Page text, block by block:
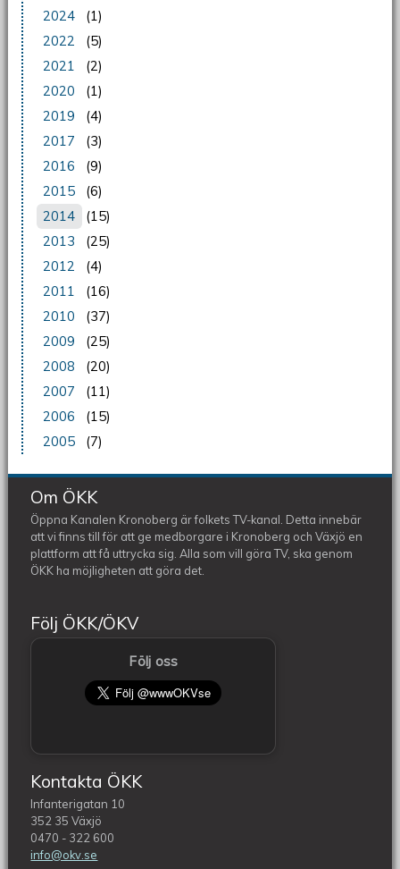
2024
(1)
2022
(5)
2021
(2)
2020
(1)
2019
(4)
2017
(3)
2016
(9)
2015
(6)
2014
(15)
2013
(25)
2012
(4)
2011
(16)
2010
(37)
2009
(25)
2008
(20)
2007
(11)
2006
(15)
2005
(7)
Om ÖKK
Öppna Kanalen Kronoberg är folkets TV-kanal. Detta innebär
att vi finns till för att ge medborgare i Kronoberg och Växjö en
plattform att få uttrycka sig. Alla som vill göra TV, ska genom
ÖKK ha möjligheten att göra det.
Följ ÖKK/ÖKV
Följ oss
Kontakta ÖKK
Infanterigatan 10
352 35 Växjö
0470 - 322 600
info@okv.se